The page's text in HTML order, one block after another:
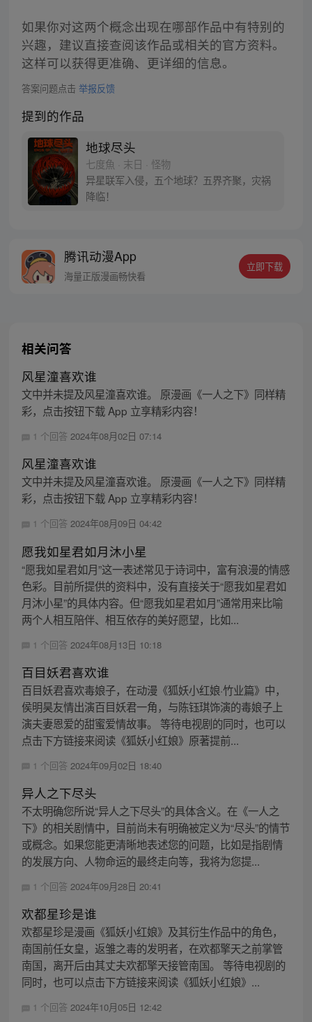
如果你对这两个概念出现在哪部作品中有特别的
兴趣，建议直接查阅该作品或相关的官方资料。
这样可以获得更准确、更详细的信息。
答案问题点击 举报反馈
提到的作品
地球尽头
七度魚 · 末日 · 怪物
异星联军入侵，五个地球？五界齐聚，灾祸
降临！
腾讯动漫App
海量正版漫画畅快看
立即下载
相关问答
风星潼喜欢谁
文中并未提及风星潼喜欢谁。 原漫画《一人之下》同样精
彩，点击按钮下载 App 立享精彩内容！
1 个回答 2024年08月02日 07:14
风星潼喜欢谁
文中并未提及风星潼喜欢谁。 原漫画《一人之下》同样精
彩，点击按钮下载 App 立享精彩内容！
1 个回答 2024年08月09日 04:42
愿我如星君如月沐小星
“愿我如星君如月”这一表述常见于诗词中，富有浪漫的情感
色彩。目前所提供的资料中，没有直接关于“愿我如星君如
月沐小星”的具体内容。但“愿我如星君如月”通常用来比喻
两个人相互陪伴、相互依存的美好愿望，比如...
1 个回答 2024年08月13日 10:18
百目妖君喜欢谁
百目妖君喜欢毒娘子，在动漫《狐妖小红娘·竹业篇》中，
侯明昊友情出演百目妖君一角，与陈钰琪饰演的毒娘子上
演夫妻恩爱的甜蜜爱情故事。 等待电视剧的同时，也可以
点击下方链接来阅读《狐妖小红娘》原著提前...
1 个回答 2024年09月02日 18:40
异人之下尽头
不太明确您所说“异人之下尽头”的具体含义。在《一人之
下》的相关剧情中，目前尚未有明确被定义为“尽头”的情节
或概念。如果您能更清晰地表述您的问题，比如是指剧情
的发展方向、人物命运的最终走向等，我将为您提...
1 个回答 2024年09月28日 20:41
欢都星珍是谁
欢都星珍是漫画《狐妖小红娘》及其衍生作品中的角色，
南国前任女皇，返雏之毒的发明者，在欢都擎天之前掌管
南国，离开后由其丈夫欢都擎天接管南国。 等待电视剧的
同时，也可以点击下方链接来阅读《狐妖小红娘》...
1 个回答 2024年10月05日 12:42